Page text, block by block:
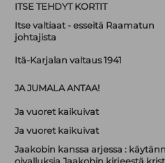
ITSE TEHDYT KORTIT
Itse valtiaat - esseitä Raamatun
johtajista
Itä-Karjalan valtaus 1941
JA JUMALA ANTAA!
Ja vuoret kaikuivat
Ja vuoret kaikuivat
Jaakobin kanssa arjessa :